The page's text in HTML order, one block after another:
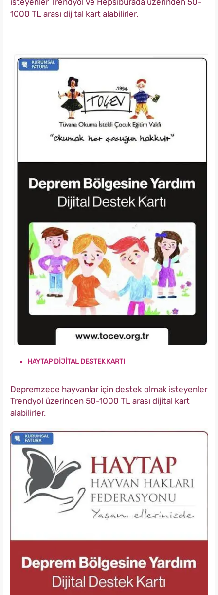
isteyenler Trendyol ve Hepsiburada üzerinden 50-
1000 TL arası dijital kart alabilirler.
HAYTAP DİJİTAL DESTEK KARTI
Depremzede hayvanlar için destek olmak isteyenler
Trendyol üzerinden 50-1000 TL arası dijital kart
alabilirler.